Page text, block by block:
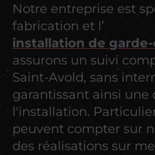
Notre entreprise est
fabrication et l’
installation de
assurons un suivi
Saint-Avold, sans
garantissant ainsi
l'installation.
peuvent compter sur
des réalisations sur